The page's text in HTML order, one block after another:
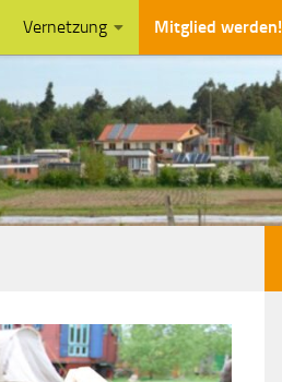
Vernetzung Mitglied werden!